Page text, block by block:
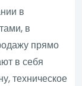
в
в
прямо
в себя
техническое